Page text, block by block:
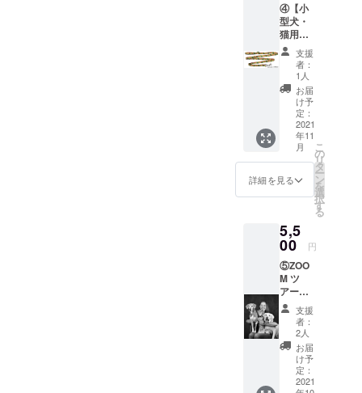
④【小
型犬・
猫用
リー
ド】 サ
イズ：
長さ約
180cm
定価
4,500円
（税抜
き）
4,950円
（税込
み）※日
本国内
料は当
社負担
支援
者：
1人
お届
け予
定：
2021
年11
月
詳細を見る
こ
の
リ
タ
ー
ン
を
選
択
す
る
5,5
00 円
⑤ZOO
M ツ
アー！
ポート
ランド
のCycle
Dogの
世界を
のぞい
てみよ
支援
者：
2人
お届
け予
定：
2021